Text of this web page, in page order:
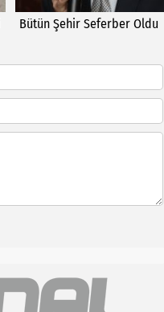
Bütün Şehir Seferber Oldu